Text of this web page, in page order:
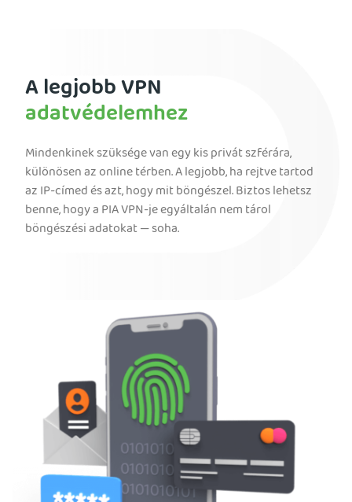
A legjobb VPN
adatvédelemhez
Mindenkinek szüksége van egy kis privát szférára,
különösen az online térben. A legjobb, ha rejtve tartod
az IP-címed és azt, hogy mit böngészel. Biztos lehetsz
benne, hogy a PIA VPN-je egyáltalán nem tárol
böngészési adatokat — soha.